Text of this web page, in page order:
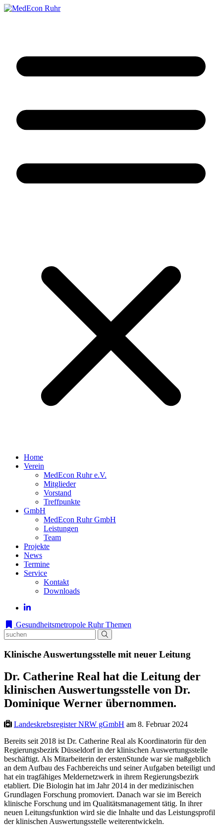
Home
Verein
MedEcon Ruhr e.V.
Mitglieder
Vorstand
Treffpunkte
GmbH
MedEcon Ruhr GmbH
Leistungen
Team
Projekte
News
Termine
Service
Kontakt
Downloads
Gesundheitsmetropole Ruhr Themen
Klinische Auswertungsstelle mit neuer Leitung
Dr. Catherine Real hat die Leitung der
klinischen Auswertungsstelle von Dr.
Dominique Werner übernommen.
Landeskrebsregister NRW gGmbH am 8. Februar 2024
Bereits seit 2018 ist Dr. Catherine Real als Koordinatorin für den
Regierungsbezirk Düsseldorf in der klinischen Auswertungsstelle
beschäftigt. Als Mitarbeiterin der erstenStunde war sie maßgeblich
an dem Aufbau des Fachbereichs und seiner Aufgaben beteiligt und
hat ein tragfähiges Meldernetzwerk in ihrem Regierungsbezirk
etabliert. Die Biologin hat im Jahr 2014 in der medizinischen
Grundlagen Forschung promoviert. Danach war sie im Bereich
klinische Forschung und im Qualitätsmanagement tätig. In ihrer
neuen Leitungsfunktion wird sie die Inhalte und das Leistungsprofil
der klinischen Auswertungsstelle weiterentwickeln.